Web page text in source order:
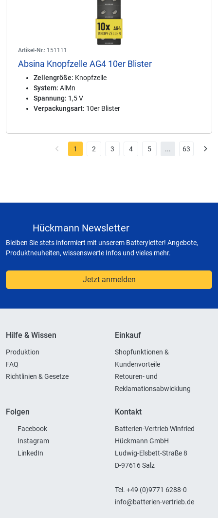
Artikel-Nr.: 151111
Absina Knopfzelle AG4 10er Blister
Zellengröße: Knopfzelle
System: AlMn
Spannung: 1,5 V
Verpackungsart: 10er Blister
1 2 3 4 5 ... 63
Hückmann Newsletter
Bleiben Sie stets informiert mit unserem Batteryletter! Angebote,
Produktneuheiten, wissenswerte Infos und vieles mehr.
Jetzt anmelden
Hilfe & Wissen
Produktion
FAQ
Richtlinien & Gesetze
Einkauf
Shopfunktionen &
Kundenvorteile
Retouren- und
Reklamationsabwicklung
Folgen
Facebook
Instagram
LinkedIn
Kontakt
Batterien-Vertrieb Winfried
Hückmann GmbH
Ludwig-Elsbett-Straße 8
D-97616 Salz
Tel. +49 (0)9771 6288-0
info@batterien-vertrieb.de